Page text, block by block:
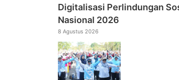
Digitalisasi Perlindungan
Nasional 2026
8 Agustus 2026